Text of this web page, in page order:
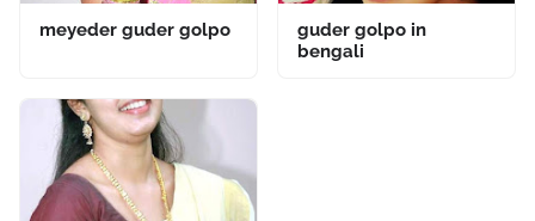
meyeder guder golpo
guder golpo in
bengali